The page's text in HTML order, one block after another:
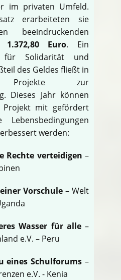
im privaten Umfeld.
erarbeiteten sie
beeindruckenden
1.372,80 Euro. Ein
für Solidarität und
des Geldes fließt in
Projekte zur
Dieses Jahr können
Projekt mit gefördert
werden:
Rechte verteidigen –
Vorschule – Welt
Wasser für alle–
e.V. – Peru
eines Schulforums –
e.V. - Kenia